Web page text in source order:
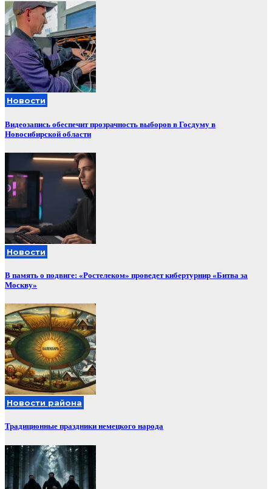
Новости
Видеозапись обеспечит прозрачность выборов в Госдуму в
Новосибирской области
Новости
В память о подвиге: «Ростелеком» проведет кибертурнир «Битва за
Москву»
Новости района
Традиционные праздники немецкого народа